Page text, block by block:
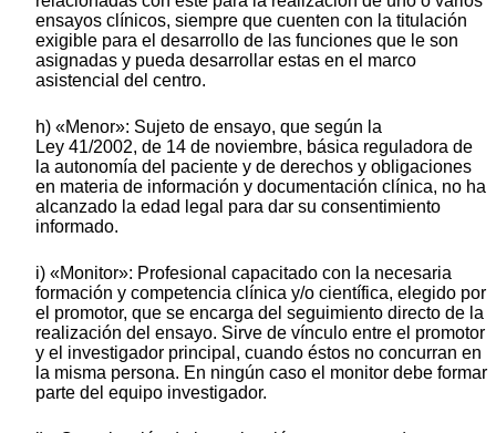
ensayos clínicos, siempre que cuenten con la titulación
exigible para el desarrollo de las funciones que le son
asignadas y pueda desarrollar estas en el marco
asistencial del centro.
h) «Menor»: Sujeto de ensayo, que según la
Ley 41/2002, de 14 de noviembre, básica reguladora de
la autonomía del paciente y de derechos y obligaciones
en materia de información y documentación clínica, no ha
alcanzado la edad legal para dar su consentimiento
informado.
i) «Monitor»: Profesional capacitado con la necesaria
formación y competencia clínica y/o científica, elegido por
el promotor, que se encarga del seguimiento directo de la
realización del ensayo. Sirve de vínculo entre el promotor
y el investigador principal, cuando éstos no concurran en
la misma persona. En ningún caso el monitor debe formar
parte del equipo investigador.